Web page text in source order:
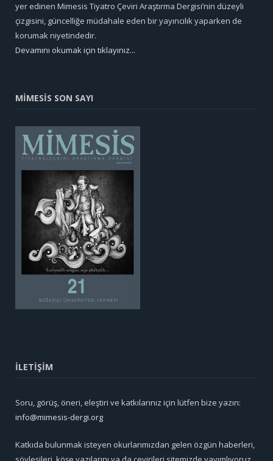
yer edinen Mimesis Tiyatro Çeviri Araştırma Dergisi’nin düzeyli
çizgisini, güncelliğe müdahale eden bir yayıncılık yaparken de
korumak niyetindedir.
Devamını okumak için tıklayınız...
MİMESİS SON SAYI
İLETİŞİM
Soru, görüş, öneri, eleştiri ve katkılarınız için lütfen bize yazın:
info@mimesis-dergi.org
Katkıda bulunmak isteyen okurlarımızdan gelen özgün haberleri,